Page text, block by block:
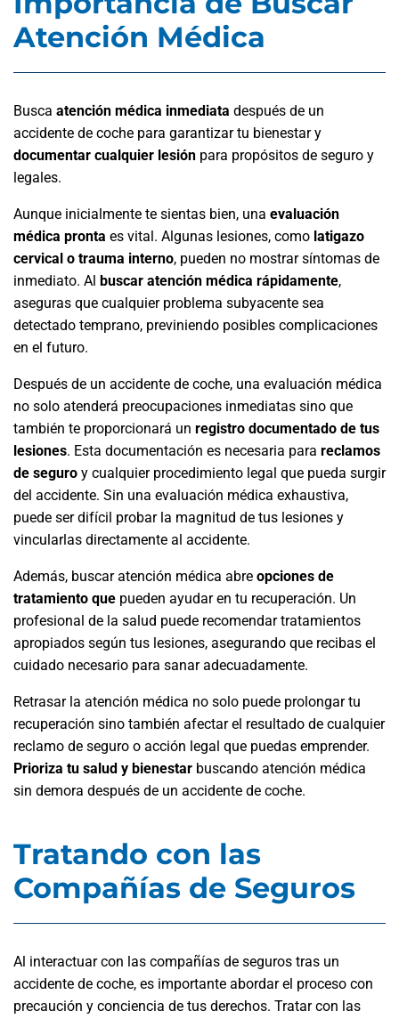
Atención Médica
Busca atención médica inmediata después de un
accidente de coche para garantizar tu bienestar y
documentar cualquier lesión para propósitos de seguro y
legales.
Aunque inicialmente te sientas bien, una evaluación
médica pronta es vital. Algunas lesiones, como latigazo
cervical o trauma interno, pueden no mostrar síntomas de
inmediato. Al buscar atención médica rápidamente,
aseguras que cualquier problema subyacente sea
detectado temprano, previniendo posibles complicaciones
en el futuro.
Después de un accidente de coche, una evaluación médica
no solo atenderá preocupaciones inmediatas sino que
también te proporcionará un registro documentado de tus
lesiones. Esta documentación es necesaria para reclamos
de seguro y cualquier procedimiento legal que pueda surgir
del accidente. Sin una evaluación médica exhaustiva,
puede ser difícil probar la magnitud de tus lesiones y
vincularlas directamente al accidente.
Además, buscar atención médica abre opciones de
tratamiento que pueden ayudar en tu recuperación. Un
profesional de la salud puede recomendar tratamientos
apropiados según tus lesiones, asegurando que recibas el
cuidado necesario para sanar adecuadamente.
Retrasar la atención médica no solo puede prolongar tu
recuperación sino también afectar el resultado de cualquier
reclamo de seguro o acción legal que puedas emprender.
Prioriza tu salud y bienestar buscando atención médica
sin demora después de un accidente de coche.
Tratando con las
Compañías de Seguros
Al interactuar con las compañías de seguros tras un
accidente de coche, es importante abordar el proceso con
precaución y conciencia de tus derechos. Tratar con las